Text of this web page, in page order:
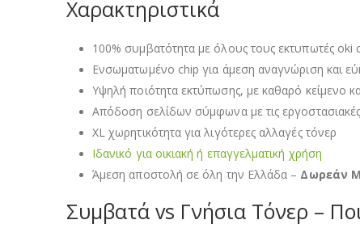
Χαρακτηριστικά
100% συμβατότητα με όλους τους εκτυπωτές oki
Ενσωματωμένο chip για άμεση αναγνώριση και
Υψηλή ποιότητα εκτύπωσης, με καθαρό κείμενο
Απόδοση σελίδων σύμφωνα με τις
XL χωρητικότητα για λιγότερες αλλαγές τόνερ
Ιδανικό για οικιακή ή επαγγελματική χρήση
Άμεση αποστολή σε όλη την Ελλάδα – Δωρεάν
Συμβατά vs Γνήσια Τόνερ –